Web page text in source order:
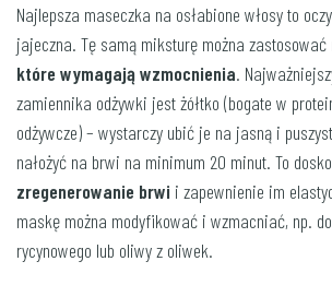
Najlepsza maseczka na osłabione włosy to
jajeczna. Tę samą miksturę można zastosować
które wymagają wzmocnienia.
zamiennika odżywki jest żółtko (bogate w
odżywcze) – wystarczy ubić je na jasną i
nałożyć na brwi na minimum 20 minut. To
zregenerowanie brwi i zapewnienie im
maskę można modyfikować i wzmacniać, np.
rycynowego lub oliwy z oliwek.